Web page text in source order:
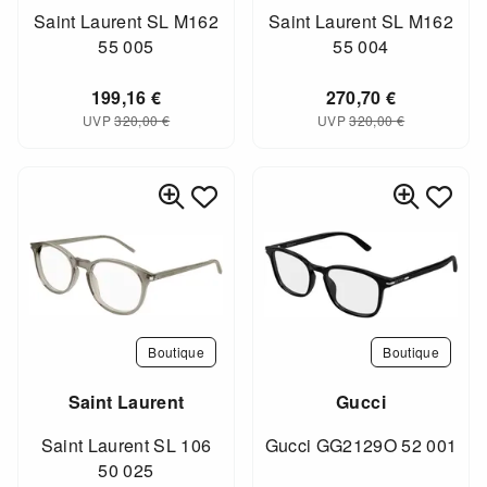
Saint Laurent SL M162
55 005
199,16€
UVP320,00€
Saint Laurent SL M162
55 004
270,70€
UVP320,00€
Boutique
Saint Laurent
Saint Laurent SL 106
50 025
Boutique
Gucci
Gucci GG2129O 52 001